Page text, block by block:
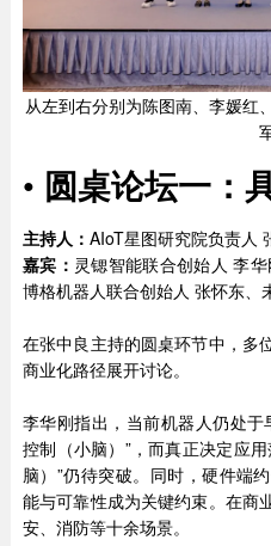
从左到右分别为陈图南、李媛红
• 圆桌论坛一：
主持人： AIoT星图研究院负责人
嘉宾： 灵锶智能联合创始人 李
博格机器人联合创始人 张怀东、
在张中良主持的圆桌环节中，多
商业化路径展开讨论。
李华刚指出，当前机器人仍处
控制（小脑）”，而真正决定应
脑）”仍待突破。同时，硬件端
能与可靠性成为关键约束。在商
安、消防等十余场景。